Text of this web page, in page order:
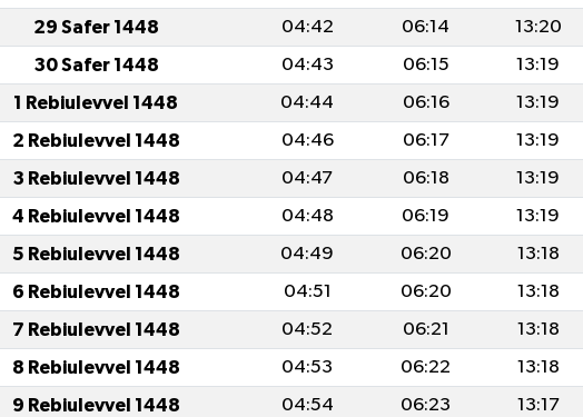
29 Safer 1448 04:42 06:14 13:20
30 Safer 1448 04:43 06:15 13:19
1 Rebiulevvel 1448 04:44 06:16 13:19
2 Rebiulevvel 1448 04:46 06:17 13:19
3 Rebiulevvel 1448 04:47 06:18 13:19
4 Rebiulevvel 1448 04:48 06:19 13:19
5 Rebiulevvel 1448 04:49 06:20 13:18
6 Rebiulevvel 1448 04:51 06:20 13:18
7 Rebiulevvel 1448 04:52 06:21 13:18
8 Rebiulevvel 1448 04:53 06:22 13:18
9 Rebiulevvel 1448 04:54 06:23 13:17